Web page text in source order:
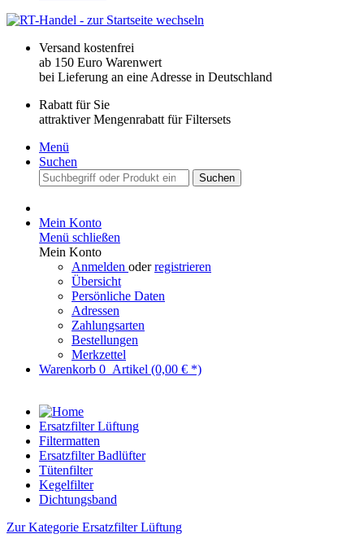
Versand kostenfrei
ab 150 Euro Warenwert
bei Lieferung an eine Adresse in Deutschland
Rabatt für Sie
attraktiver Mengenrabatt für Filtersets
Menü
Suchen
Suchen
Mein Konto
Menü schließen
Mein Konto
Anmelden oderregistrieren
Übersicht
Persönliche Daten
Adressen
Zahlungsarten
Bestellungen
Merkzettel
Warenkorb 0 Artikel (0,00 € *)
Ersatzfilter Lüftung
Filtermatten
Ersatzfilter Badlüfter
Tütenfilter
Kegelfilter
Dichtungsband
Zur Kategorie Ersatzfilter Lüftung